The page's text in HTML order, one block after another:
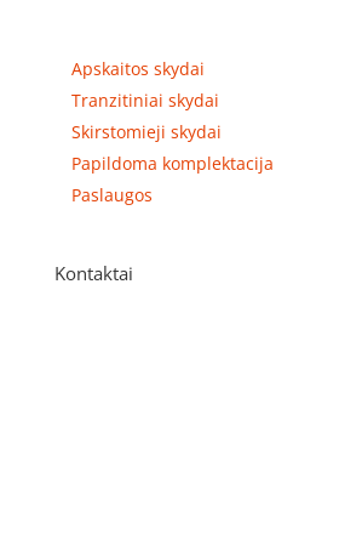
Apskaitos skydai
Tranzitiniai skydai
Skirstomieji skydai
Papildoma komplektacija
Paslaugos
Kontaktai